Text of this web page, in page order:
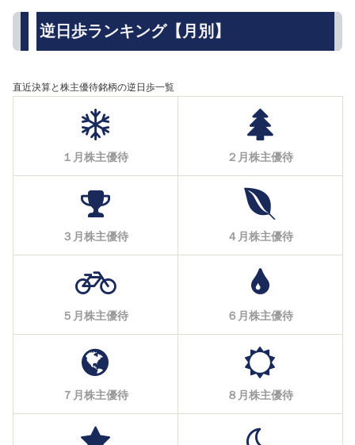
逆日歩ランキング【月別】
直近決算と株主優待銘柄の逆日歩一覧
１月株主優待 ２月株主優待
３月株主優待 ４月株主優待
５月株主優待 ６月株主優待
７月株主優待 ８月株主優待